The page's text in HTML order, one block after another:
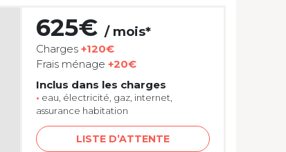
625€ / mois*
Charges +120€
Frais ménage +20€
Inclus dans les charges
• eau, électricité, gaz, internet,
assurance habitation
LISTE D’ATTENTE